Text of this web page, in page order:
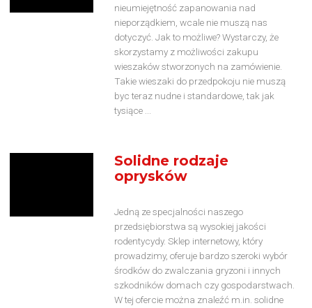
nieumiejętność zapanowania nad
nieporządkiem, wcale nie muszą nas
dotyczyć. Jak to możliwe? Wystarczy, że
skorzystamy z możliwości zakupu
wieszaków stworzonych na zamówienie.
Takie wieszaki do przedpokoju nie muszą
byc teraz nudne i standardowe, tak jak
tysiące ...
Solidne rodzaje
oprysków
Jedną ze specjalności naszego
przedsiębiorstwa są wysokiej jakości
rodentycydy. Sklep internetowy, który
prowadzimy, oferuje bardzo szeroki wybór
środków do zwalczania gryzoni i innych
szkodników domach czy gospodarstwach.
W tej ofercie można znaleźć m.in. solidne